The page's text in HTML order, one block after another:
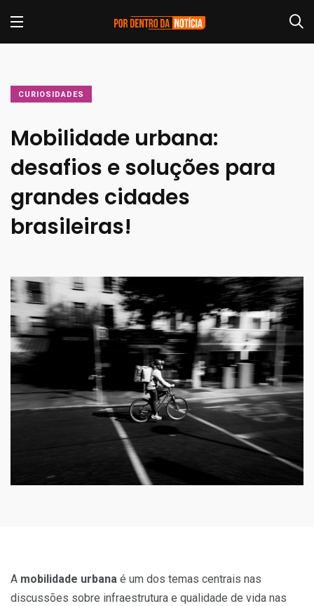
CURIOSIDADES
Mobilidade urbana:
desafios e soluções para
grandes cidades
brasileiras!
A mobilidade urbana é um dos temas centrais nas
discussões sobre infraestrutura e qualidade de vida nas